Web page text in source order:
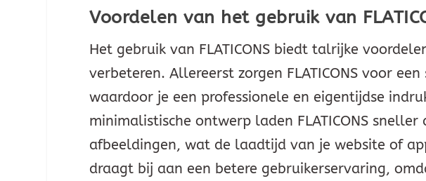
Voordelen van het gebruik van
Het gebruik van FLATICONS biedt talrijke
verbeteren. Allereerst zorgen FLATICONS voor
waardoor je een professionele en eigentijdse
minimalistische ontwerp laden FLATICONS
afbeeldingen, wat de laadtijd van je website of
draagt bij aan een betere gebruikerservaring,